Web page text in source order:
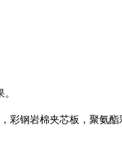
彩钢岩棉夹芯板，聚氨